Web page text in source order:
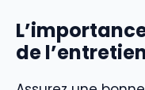
de